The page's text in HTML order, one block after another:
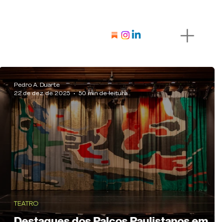
TEATRO
Pedro A. Duarte
22 de dez. de 2025
50 min de leitura